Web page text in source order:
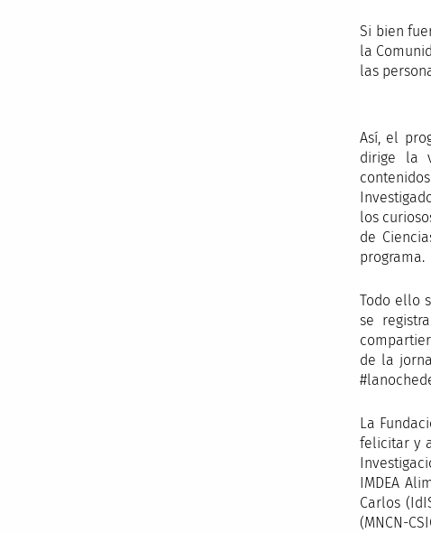
Si bien
la
las
Así, el
dirige la
los
de
programa.
Todo ello
se
de la
La
felicitar y
IMDEA
Carlos
(MNCN-